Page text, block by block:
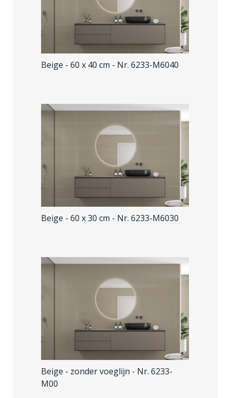
Beige - 60 x 40 cm - Nr. 6233-M6040
Beige - 60 x 30 cm - Nr. 6233-M6030
Beige - zonder voeglijn - Nr. 6233-
M00